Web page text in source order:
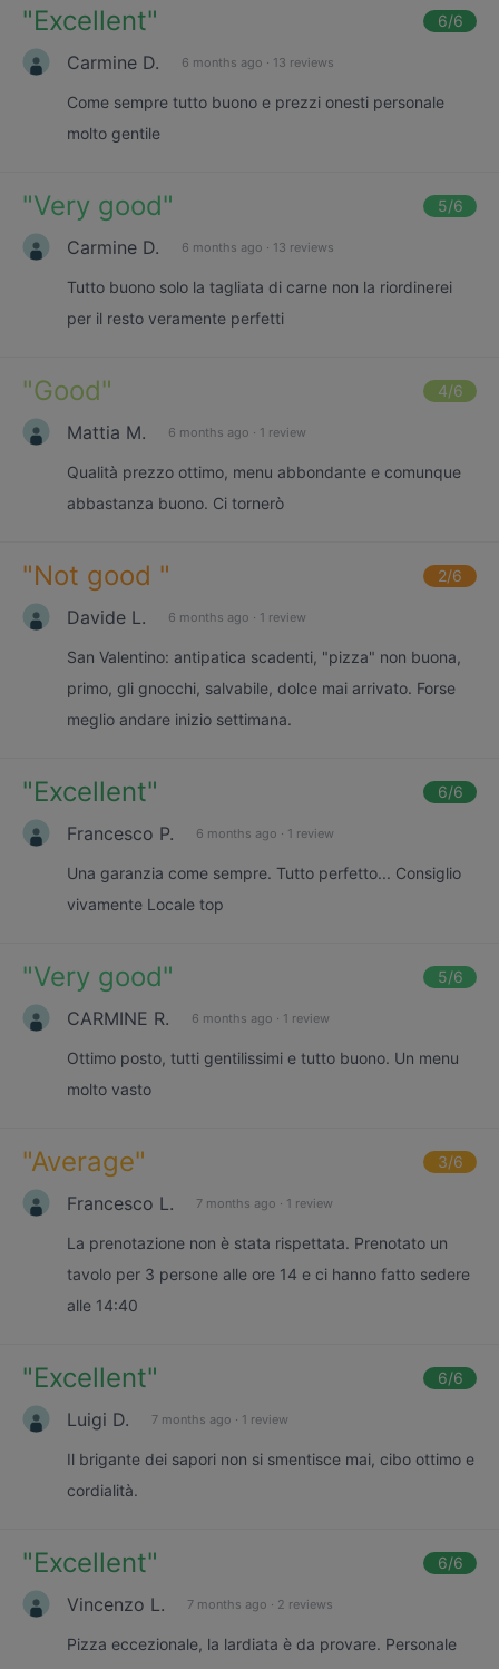
"Excellent" 6/6
Carmine D. 6 months ago · 13 reviews
Come sempre tutto buono e prezzi onesti personale
molto gentile
"Very good" 5/6
Carmine D. 6 months ago · 13 reviews
Tutto buono solo la tagliata di carne non la riordinerei
per il resto veramente perfetti
"Good" 4/6
Mattia M. 6 months ago · 1 review
Qualità prezzo ottimo, menu abbondante e comunque
abbastanza buono. Ci tornerò
"Not good " 2/6
Davide L. 6 months ago · 1 review
San Valentino: antipatica scadenti, "pizza" non buona,
primo, gli gnocchi, salvabile, dolce mai arrivato. Forse
meglio andare inizio settimana.
"Excellent" 6/6
Francesco P. 6 months ago · 1 review
Una garanzia come sempre. Tutto perfetto... Consiglio
vivamente Locale top
"Very good" 5/6
CARMINE R. 6 months ago · 1 review
Ottimo posto, tutti gentilissimi e tutto buono. Un menu
molto vasto
"Average" 3/6
Francesco L. 7 months ago · 1 review
La prenotazione non è stata rispettata. Prenotato un
tavolo per 3 persone alle ore 14 e ci hanno fatto sedere
alle 14:40
"Excellent" 6/6
Luigi D. 7 months ago · 1 review
Il brigante dei sapori non si smentisce mai, cibo ottimo e
cordialità.
"Excellent" 6/6
Vincenzo L. 7 months ago · 2 reviews
Pizza eccezionale, la lardiata è da provare. Personale